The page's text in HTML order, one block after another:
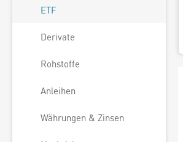
ETF
Derivate
Rohstoffe
Anleihen
Währungen & Zinsen